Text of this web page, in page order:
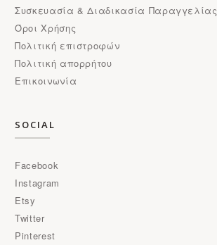
Συσκευασία & Διαδικασία Παραγγελίας
Όροι Χρήσης
Πολιτική επιστροφών
Πολιτική απορρήτου
Επικοινωνία
SOCIAL
Facebook
Instagram
Etsy
Twitter
Pinterest